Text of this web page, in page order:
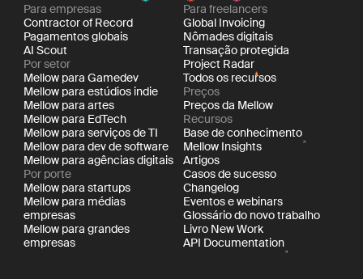
Para empresas
Contractor of Record
Pagamentos globais
AI Scout
Por setor
Mellow para Gamedev
Mellow para estúdios indie
Mellow para artes
Mellow para EdTech
Mellow para serviços de TI
Mellow para dev de software
Mellow para agências digitais
Por porte
Mellow para startups
Mellow para médias
empresas
Mellow para grandes
empresas
Para freelancers
Global Invoicing
Nômades digitais
Transação protegida
Project Radar
Todos os recursos
Preços
Preços da Mellow
Recursos
Base de conhecimento
Mellow Insights
Artigos
Casos de sucesso
Changelog
Eventos e webinars
Glossário do novo trabalho
Livro New Work
API Documentation